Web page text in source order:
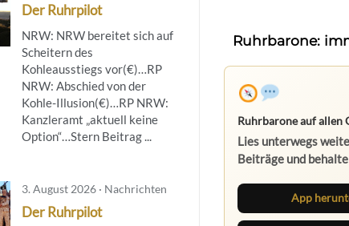
Der Ruhrpilot
NRW: NRW bereitet sich auf
Scheitern des
Kohleausstiegs vor(€)…RP
NRW: Abschied von der
Kohle-Illusion(€)…RP NRW:
Kanzleramt „aktuell keine
Option“…Stern Beitrag ...
3. August 2026 · Nachrichten
Der Ruhrpilot
Ruhrbarone:
Ruhrbarone auf allen
Lies unterwegs
Beiträge und
App